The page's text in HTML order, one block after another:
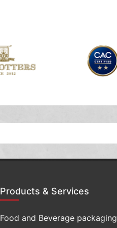
Products & Services
Food and Beverage packaging